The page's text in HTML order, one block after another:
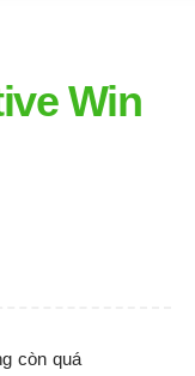
Win
còn quá